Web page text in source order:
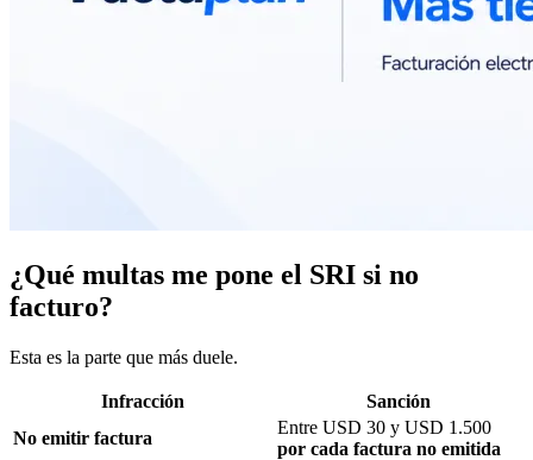
¿Qué multas me pone el SRI si no
facturo?
Esta es la parte que más duele.
Infracción
Sanción
No emitir factura
Entre USD 30 y USD 1.500
por cada factura no emitida